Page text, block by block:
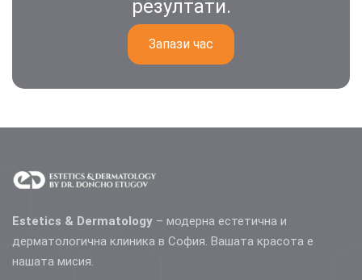
резултати.
Запази час
Estetics & Dermatology – модерна естетична и
дерматологична клиника в София. Вашата красота е
нашата мисия.